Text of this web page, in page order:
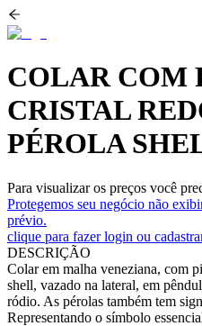
COLAR COM
CRISTAL
PÉROLA
Para visualizar os preços você
Protegemos seu negócio não
prévio.
clique para fazer login ou
DESCRIÇÃO
Colar em malha veneziana, com
shell, vazado na lateral, em
ródio. As pérolas também tem
Representando o símbolo